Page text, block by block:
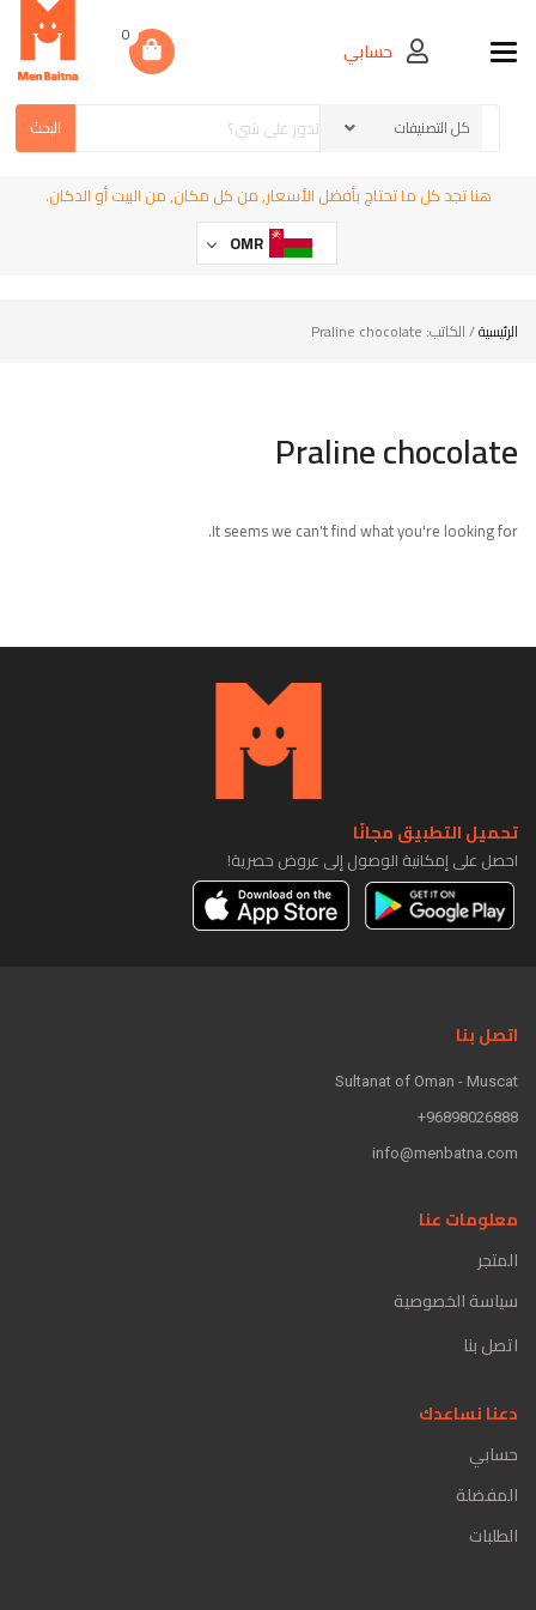
Toggle navigationحسابي
0
البحث
هنا تجد كل ما تحتاج بأفضل الأسعار, من كل مكان, من البيت أو الدكان.
OMR
الرئيسية/ الكاتب: Praline chocolate
Praline chocolate
It seems we can't find what you're looking for.
تحميل التطبيق مجانًا
احصل على إمكانية الوصول إلى عروض حصرية!
اتصل بنا
Sultanat of Oman - Muscat
96898026888+
info@menbatna.com
معلومات عنا
المتجر
سياسة الخصوصية
اتصل بنا
دعنا نساعدك
حسابي
المفضلة
الطلبات